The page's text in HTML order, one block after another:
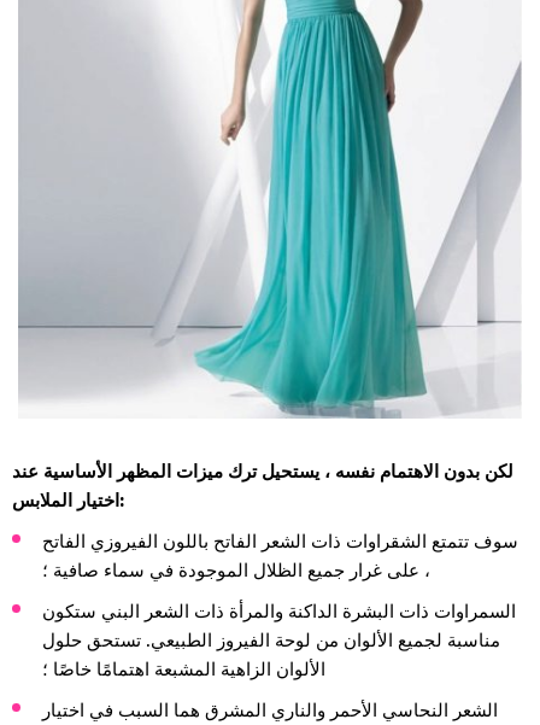
لكن بدون الاهتمام نفسه ، يستحيل ترك ميزات المظهر الأساسية عند
اختيار الملابس:
سوف تتمتع الشقراوات ذات الشعر الفاتح باللون الفيروزي الفاتح
، على غرار جميع الظلال الموجودة في سماء صافية ؛
السمراوات ذات البشرة الداكنة والمرأة ذات الشعر البني ستكون
مناسبة لجميع الألوان من لوحة الفيروز الطبيعي. تستحق حلول
الألوان الزاهية المشبعة اهتمامًا خاصًا ؛
الشعر النحاسي الأحمر والناري المشرق هما السبب في اختيار